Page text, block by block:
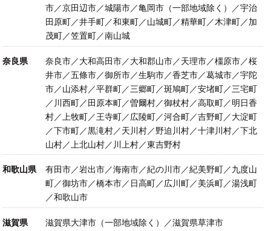
市／京田辺市／城陽市／亀岡市（一部地域除く）／宇治
田原町／井手町／和東町／山城町／精華町／木津町／加
茂町／笠置町／南山城
奈良県
奈良市／大和高田市／大和郡山市／天理市／橿原市／桜
井市／五條市／御所市／生駒市／香芝市／葛城市／宇陀
市／山添村／平群町／三郷町／斑鳩町／安堵町／三宅町
／川西町／田原本町／曽爾村／御杖村／高取町／明日香
村／上牧町／王寺町／広陵町／河合町／吉野町／大淀町
／下市町／黒滝村／天川村／野迫川村／十津川村／下北
山村／上北山村／川上村／東吉野村
和歌山県
有田市／岩出市／海南市／紀の川市／紀美野町／九度山
町／御坊市／橋本市／日高町／広川町／美浜町／湯浅町
／和歌山市
滋賀県 滋賀県大津市（一部地域除く）／滋賀県草津市